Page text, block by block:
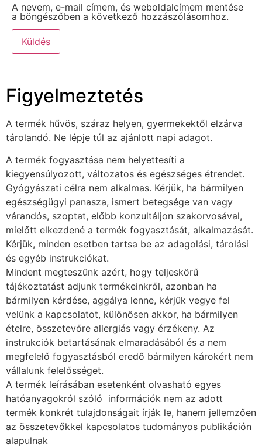
A nevem, e-mail címem, és weboldalcímem mentése
a böngészőben a következő hozzászólásomhoz.
Figyelmeztetés
A termék hűvös, száraz helyen, gyermekektől elzárva
tárolandó. Ne lépje túl az ajánlott napi adagot.
A termék fogyasztása nem helyettesíti a
kiegyensúlyozott, változatos és egészséges étrendet.
Gyógyászati célra nem alkalmas. Kérjük, ha bármilyen
egészségügyi panasza, ismert betegsége van vagy
várandós, szoptat, előbb konzultáljon szakorvosával,
mielőtt elkezdené a termék fogyasztását, alkalmazását.
Kérjük, minden esetben tartsa be az adagolási, tárolási
és egyéb instrukciókat.
Mindent megteszünk azért, hogy teljeskörű
tájékoztatást adjunk termékeinkről, azonban ha
bármilyen kérdése, aggálya lenne, kérjük vegye fel
velünk a kapcsolatot, különösen akkor, ha bármilyen
ételre, összetevőre allergiás vagy érzékeny. Az
instrukciók betartásának elmaradásából és a nem
megfelelő fogyasztásból eredő bármilyen károkért nem
vállalunk felelősséget.
A termék leírásában esetenként olvasható egyes
hatóanyagokról szóló információk nem az adott
termék konkrét tulajdonságait írják le, hanem jellemzően
az összetevőkkel kapcsolatos tudományos publikáción
alapulnak